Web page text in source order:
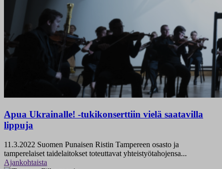
Apua Ukrainalle! -tukikonserttiin vielä saatavilla
lippuja
11.3.2022 Suomen Punaisen Ristin Tampereen osasto ja
tamperelaiset taidelaitokset toteuttavat yhteistyötahojensa...
Ajankohtaista